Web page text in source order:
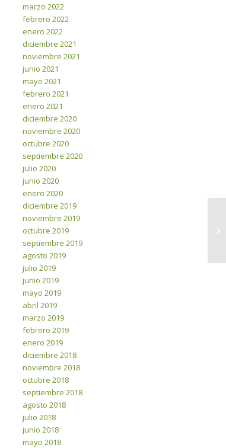
marzo 2022
febrero 2022
enero 2022
diciembre 2021
noviembre 2021
junio 2021
mayo 2021
febrero 2021
enero 2021
diciembre 2020
noviembre 2020
octubre 2020
septiembre 2020
julio 2020
junio 2020
enero 2020
diciembre 2019
noviembre 2019
octubre 2019
septiembre 2019
agosto 2019
julio 2019
junio 2019
mayo 2019
abril 2019
marzo 2019
febrero 2019
enero 2019
diciembre 2018
noviembre 2018
octubre 2018
septiembre 2018
agosto 2018
julio 2018
junio 2018
mayo 2018